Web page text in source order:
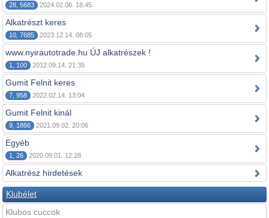
28, 5683 2024.02.06. 18:45
Alkatrészt keres
10, 7685 2023.12.14. 08:05
www.nyirautotrade.hu ÚJ alkatrészek !
1, 100 2012.09.14. 21:35
Gumit Felnit keres
7, 958 2022.02.14. 13:04
Gumit Felnit kinál
9, 1866 2021.09.02. 20:06
Egyéb
1, 26 2020.09.01. 12:28
Alkatrész hirdetések
Klubélet
Klubos cuccok